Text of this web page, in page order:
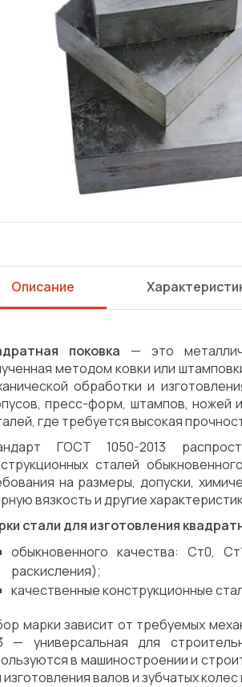
Сварка
Описание
поковка — это
методом ковки или
обработки и
пресс-форм, штампов, ножей
где требуется высокая
ГОСТ 1050-2013
сталей
на размеры, допуски,
вязкость и другие
стали для изготовления
обыкновенного качества: Ст0,
раскисления);
качественные конструкционные
марки зависит от требуемых
— универсальная для
в машиностроении и
изготовления валов и зубчатых